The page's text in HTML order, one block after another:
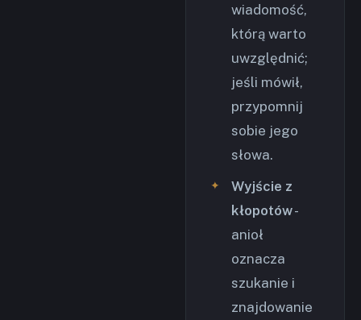
wiadomość,
którą warto
uwzględnić;
jeśli mówił,
przypomnij
sobie jego
słowa.
Wyjście z
kłopotów-
anioł
oznacza
szukanie i
znajdowanie